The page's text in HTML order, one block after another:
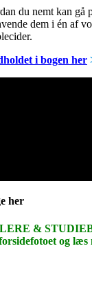
du nemt kan gå
dem i én af
i bogen her
her
&
og læs